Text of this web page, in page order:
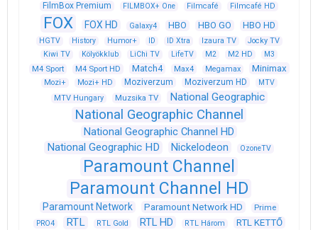
FilmBox Premium FILMBOX+ One Filmcafé Filmcafé HD
FOX FOX HD Galaxy4 HBO HBO GO HBO HD
HGTV History Humor+ ID ID Xtra Izaura TV
Jocky TV
Kiwi TV
Kölyökklub LiChi TV LifeTV M2 M2 HD M3
M4 Sport M4 Sport HD Match4 Max4 Megamax Minimax
Mozi+ Mozi+ HD Moziverzum Moziverzum HD
MTV
MTV Hungary
Muzsika TV National Geographic
National Geographic Channel
National Geographic Channel HD
National Geographic HD
Nickelodeon OzoneTV
Paramount Channel
Paramount Channel HD
Paramount Network Paramount Network HD Prime
PRO4 RTL RTL Gold RTL HD RTL Három RTL KETTŐ